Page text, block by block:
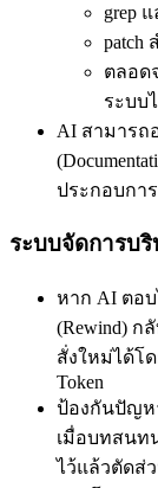
grep
patch
ตลอด
ระบบ
AI สามาร
ประกอบกา
ระบบจัดการบ
หาก AI ตอ
(Rewind) ก
สั่งใหม่ได้โ
Token
ป้องกันปัญห
เมื่อบทสนท
ไว้แล้วตัดส่